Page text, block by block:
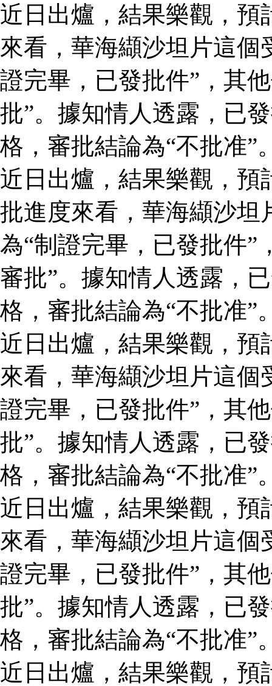
近日出爐，結果樂觀，預
來看，華海纈沙坦片這個
證完畢，已發批件”，其
批”。據知情人透露，已
格，審批結論為“不批准”
近日出爐，結果樂觀，
批進度來看，華海纈沙坦
為“制證完畢，已發批件”
審批”。據知情人透露，
格，審批結論為“不批准”
近日出爐，結果樂觀，預
來看，華海纈沙坦片這個
證完畢，已發批件”，其
批”。據知情人透露，已
格，審批結論為“不批准”
近日出爐，結果樂觀，預
來看，華海纈沙坦片這個
證完畢，已發批件”，其
批”。據知情人透露，已
格，審批結論為“不批准”
近日出爐，結果樂觀，預